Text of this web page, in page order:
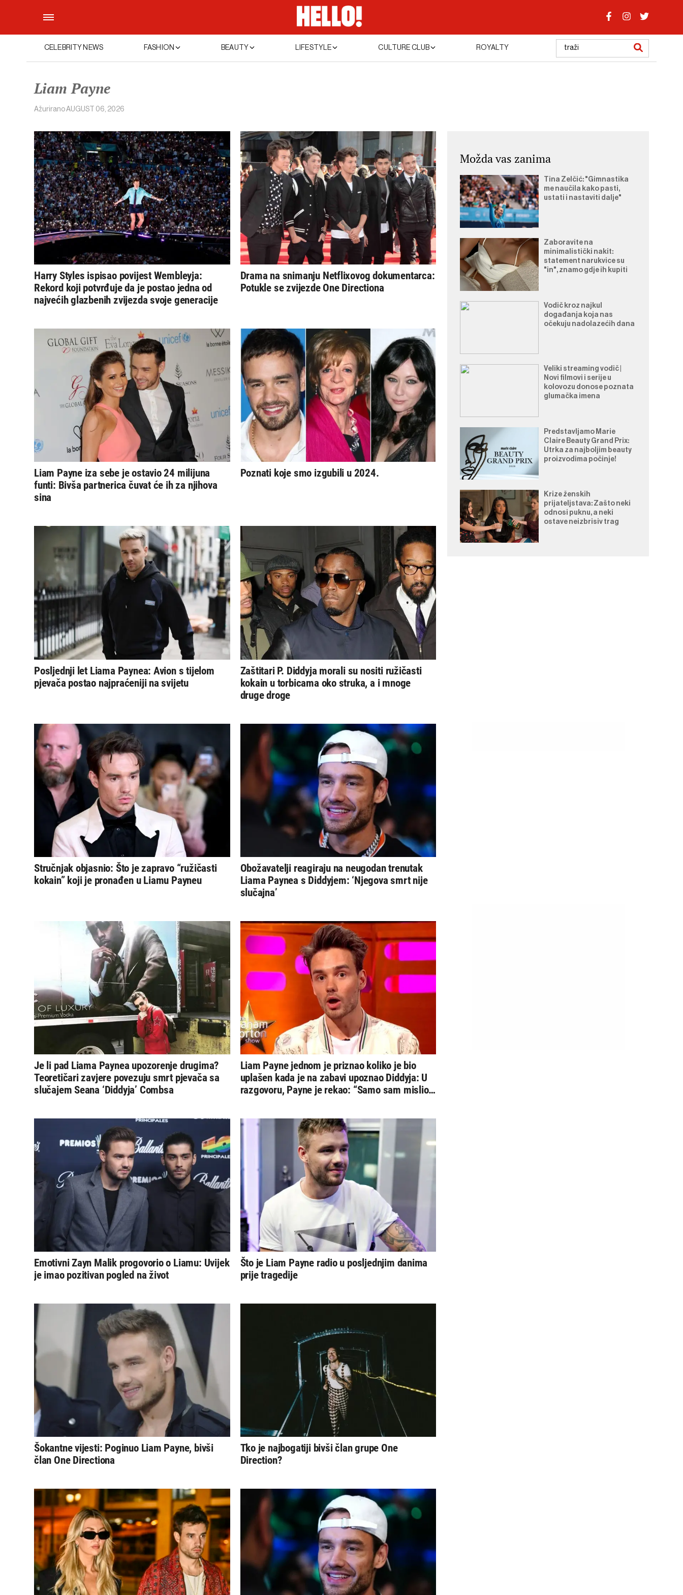
CELEBRITY NEWS FASHION BEAUTY LIFESTYLE CULTURE CLUB ROYALTY
Liam Payne
AžuriranoAUGUST 06, 2026
Harry Styles ispisao povijest Wembleyja:
Rekord koji potvrđuje da je postao jedna od
najvećih glazbenih zvijezda svoje generacije
Drama na snimanju Netflixovog dokumentarca:
Potukle se zvijezde One Directiona
Liam Payne iza sebe je ostavio 24 milijuna
funti: Bivša partnerica čuvat će ih za njihova
sina
Poznati koje smo izgubili u 2024.
Posljednji let Liama Paynea: Avion s tijelom
pjevača postao najpraćeniji na svijetu
Zaštitari P. Diddyja morali su nositi ružičasti
kokain u torbicama oko struka, a i mnoge
druge droge
Stručnjak objasnio: Što je zapravo “ružičasti
kokain” koji je pronađen u Liamu Payneu
Obožavatelji reagiraju na neugodan trenutak
Liama Paynea s Diddyjem: ‘Njegova smrt nije
slučajna’
Je li pad Liama Paynea upozorenje drugima?
Teoretičari zavjere povezuju smrt pjevača sa
slučajem Seana ‘Diddyja’ Combsa
Liam Payne jednom je priznao koliko je bio
uplašen kada je na zabavi upoznao Diddyja: U
razgovoru, Payne je rekao: “Samo sam mislio,
Emotivni Zayn Malik progovorio o Liamu: Uvijek
je imao pozitivan pogled na život
Što je Liam Payne radio u posljednjim danima
prije tragedije
Šokantne vijesti: Poginuo Liam Payne, bivši
član One Directiona
Tko je najbogatiji bivši član grupe One
Direction?
Možda vas zanima
Tina Zelčić: "Gimnastika
me naučila kako pasti,
ustati i nastaviti dalje"
Zaboravite na
minimalistički nakit:
statement narukvice su
"in", znamo gdje ih kupiti
Vodič kroz najkul
događanja koja nas
očekuju nadolazećih dana
Veliki streaming vodič |
Novi filmovi i serije u
kolovozu donose poznata
glumačka imena
Predstavljamo Marie
Claire Beauty Grand Prix:
Utrka za najboljim beauty
proizvodima počinje!
Krize ženskih
prijateljstava: Zašto neki
odnosi puknu, a neki
ostave neizbrisiv trag